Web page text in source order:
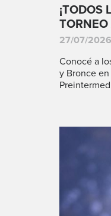
¡TODOS
27/07/2026
Conocé a
y Bronce